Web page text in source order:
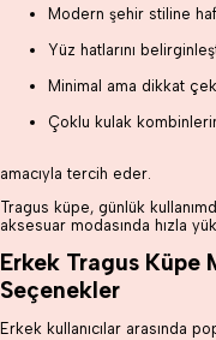
Modern şehir stiline
Yüz hatlarını
Minimal ama dikkat
Çoklu kulak
amacıyla tercih eder.
Tragus küpe, günlük
aksesuar modasında hızla
Erkek Tragus Küpe
Seçenekler
Erkek kullanıcılar arasında